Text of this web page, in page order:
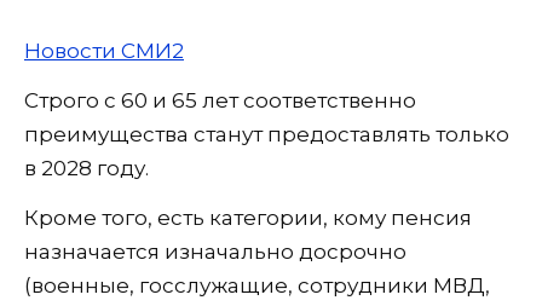
Новости СМИ2
Строго с 60 и 65 лет соответственно
преимущества станут предоставлять только
в 2028 году.
Кроме того, есть категории, кому пенсия
назначается изначально досрочно
(военные, госслужащие, сотрудники МВД,